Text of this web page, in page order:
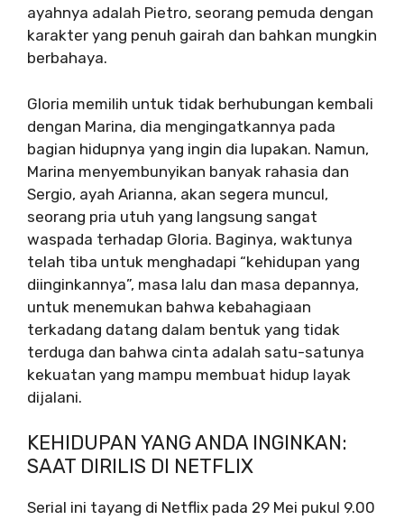
ayahnya adalah Pietro, seorang pemuda dengan
karakter yang penuh gairah dan bahkan mungkin
berbahaya.
Gloria memilih untuk tidak berhubungan kembali
dengan Marina, dia mengingatkannya pada
bagian hidupnya yang ingin dia lupakan. Namun,
Marina menyembunyikan banyak rahasia dan
Sergio, ayah Arianna, akan segera muncul,
seorang pria utuh yang langsung sangat
waspada terhadap Gloria. Baginya, waktunya
telah tiba untuk menghadapi “kehidupan yang
diinginkannya”, masa lalu dan masa depannya,
untuk menemukan bahwa kebahagiaan
terkadang datang dalam bentuk yang tidak
terduga dan bahwa cinta adalah satu-satunya
kekuatan yang mampu membuat hidup layak
dijalani.
KEHIDUPAN YANG ANDA INGINKAN:
SAAT DIRILIS DI NETFLIX
Serial ini tayang di Netflix pada 29 Mei pukul 9.00